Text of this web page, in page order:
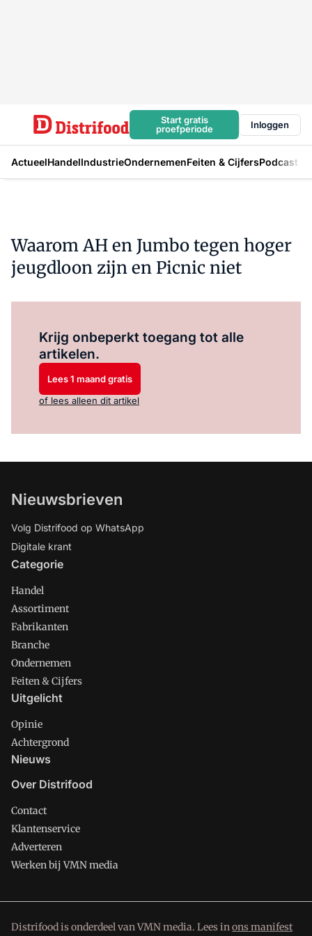
Start gratis
proefperiode
Inloggen
ActueelHandelIndustrieOndernemenFeiten & CijfersPodcast
Waarom AH en Jumbo tegen hoger
jeugdloon zijn en Picnic niet
Krijg onbeperkt toegang tot alle
artikelen.
Lees 1 maand gratis
of lees alleen dit artikel
Nieuwsbrieven
Volg Distrifood op WhatsApp
Digitale krant
Categorie
Handel
Assortiment
Fabrikanten
Branche
Ondernemen
Feiten & Cijfers
Uitgelicht
Opinie
Achtergrond
Nieuws
Over Distrifood
Contact
Klantenservice
Adverteren
Werken bij VMN media
Distrifood is onderdeel van VMN media. Lees inons manifest